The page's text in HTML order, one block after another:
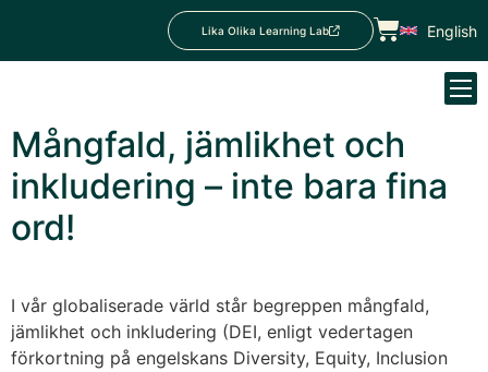
Lika Olika Learning Lab English
Mångfald, jämlikhet och
inkludering – inte bara fina
ord!
I vår globaliserade värld står begreppen mångfald,
jämlikhet och inkludering (DEI, enligt vedertagen
förkortning på engelskans Diversity, Equity, Inclusion